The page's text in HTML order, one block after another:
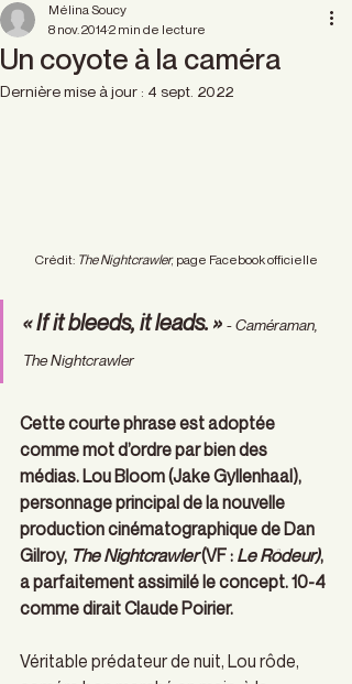
Un coyote à la caméra
Mélina Soucy
8 nov. 20142 min de lecture
Dernière mise à jour : 4 sept. 2022
Crédit: The Nightcrawler, page Facebook officielle
« If it bleeds, it leads. » - Caméraman,
The Nightcrawler
Cette courte phrase est adoptée
comme mot d’ordre par bien des
médias. Lou Bloom (Jake Gyllenhaal),
personnage principal de la nouvelle
production cinématographique de Dan
Gilroy, The Nightcrawler (VF : Le Rôdeur),
a parfaitement assimilé le concept. 10-4
comme dirait Claude Poirier.
Véritable prédateur de nuit, Lou rôde,